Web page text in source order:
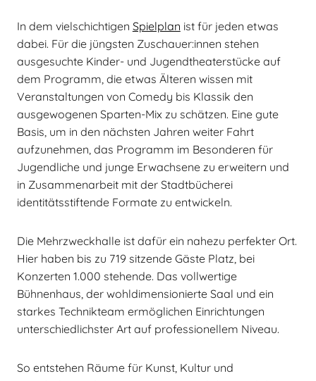
In dem vielschichtigen Spielplan ist für jeden etwas
dabei. Für die jüngsten Zuschauer:innen stehen
ausgesuchte Kinder- und Jugendtheaterstücke auf
dem Programm, die etwas Älteren wissen mit
Veranstaltungen von Comedy bis Klassik den
ausgewogenen Sparten-Mix zu schätzen. Eine gute
Basis, um in den nächsten Jahren weiter Fahrt
aufzunehmen, das Programm im Besonderen für
Jugendliche und junge Erwachsene zu erweitern und
in Zusammenarbeit mit der Stadtbücherei
identitätsstiftende Formate zu entwickeln.
Die Mehrzweckhalle ist dafür ein nahezu perfekter Ort.
Hier haben bis zu 719 sitzende Gäste Platz, bei
Konzerten 1.000 stehende. Das vollwertige
Bühnenhaus, der wohldimensionierte Saal und ein
starkes Technikteam ermöglichen Einrichtungen
unterschiedlichster Art auf professionellem Niveau.
So entstehen Räume für Kunst, Kultur und